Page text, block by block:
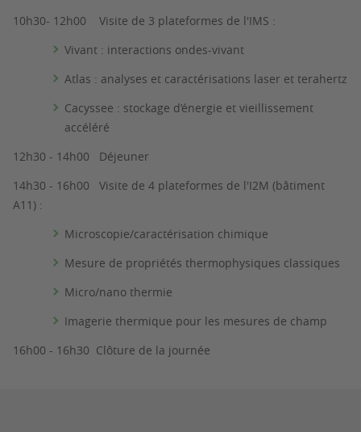
10h30- 12h00 Visite de 3 plateformes de l'IMS :
Vivant : interactions ondes-vivant
Atlas : analyses et caractérisations laser et terahertz
Cacyssee : stockage d’énergie et vieillissement
accéléré
12h30 - 14h00 Déjeuner
14h30 - 16h00 Visite de 4 plateformes de l'I2M (bâtiment
A11) :
Microscopie/caractérisation chimique
Mesure de propriétés thermophysiques classiques
Micro/nano thermie
Imagerie thermique pour les mesures de champ
16h00 - 16h30 Clôture de la journée